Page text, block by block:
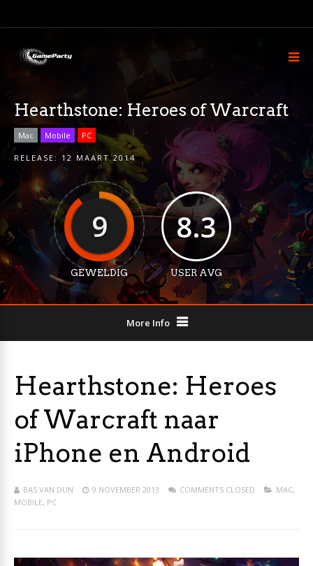
Hearthstone: Heroes of Warcraft
Mac Mobile PC
RELEASE: 12 MAART 2014
9
GEWELDIG
8.3
USER AVG
More Info
Hearthstone: Heroes
of Warcraft naar
iPhone en Android
BAS VAN DUN 9 NOVEMBER 2013 COMMENTS CLOSED MAC,
MOBILE, PC